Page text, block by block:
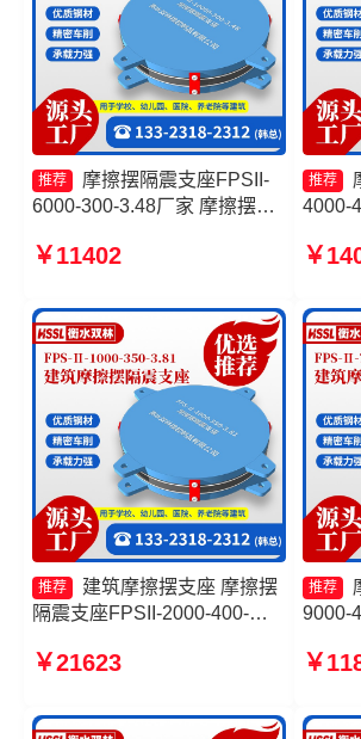
推荐
摩擦摆隔震支座FPSII-
6000-300-3.48厂家 摩擦摆隔
建筑摩擦摆支座 10000KN摩
￥11402
推荐
4000-
支座
400-
￥
推荐
建筑摩擦摆支座 摩擦摆
隔震支座FPSII-2000-400-
型支座生产厂家 摩擦摆支座
￥21623
推荐
9000-
生产
￥